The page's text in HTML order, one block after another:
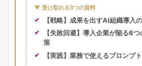
▼ 受け取れる3つの資料
【戦略】成果を出すAI組織導入
【失敗回避】導入企業が陥る6
策
【実践】業務で使えるプロンプ